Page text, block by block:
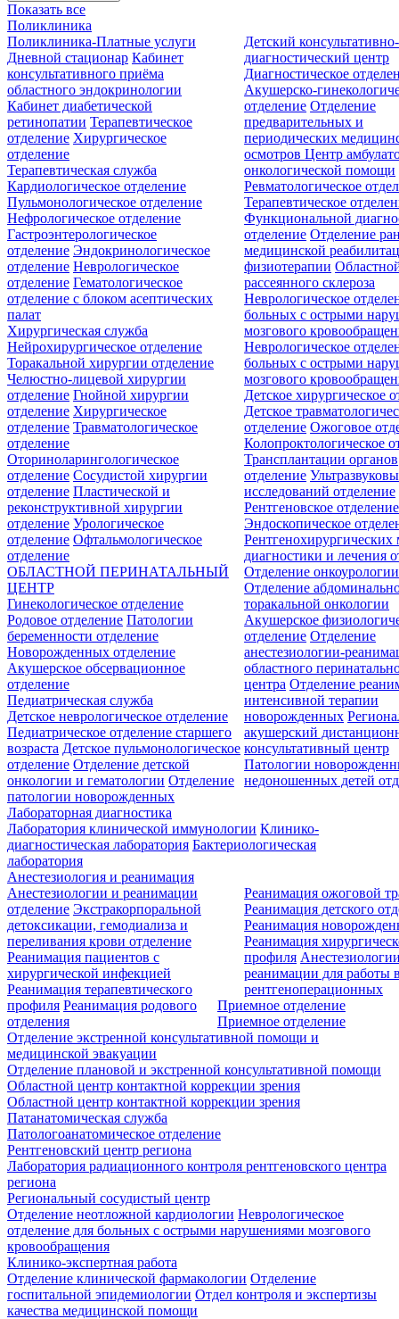
Показать все
Поликлиника
Поликлиника-Платные услуги
Дневной стационар Кабинет
консультативного приёма
областного эндокринологии
Кабинет диабетической
ретинопатии Терапевтическое
отделение Хирургическое
отделение
Детский консультативно-
диагностический центр
Диагностическое
Акушерско-
отделение Отделение
предварительных и
периодических
осмотровЦентр
онкологической помощи
Терапевтическая служба
Кардиологическое отделение
Пульмонологическое отделение
Нефрологическое отделение
Гастроэнтерологическое
отделение Эндокринологическое
отделение Неврологическое
отделение Гематологическое
отделение c блоком асептических
палат
Ревматологическое
Терапевтическое
Функциональной
отделение Отделение
медицинской
физиотерапии
рассеянного склероза
Неврологическое
больных с острыми
мозгового
Неврологическое
больных с острыми
мозгового
Хирургическая служба
Нейрохирургическое отделение
Торакальной хирургии отделение
Челюстно-лицевой хирургии
отделение Гнойной хирургии
отделение Хирургическое
отделение Травматологическое
отделение
Оториноларингологическое
отделение Сосудистой хирургии
отделение Пластической и
реконструктивной хирургии
отделение Урологическое
отделение Офтальмологическое
отделение
Детское хирургическое
Детское
отделение Ожоговое
Колопроктологическое
Трансплантации органов
отделение
исследований отделение
Рентгеновское отделение
Эндоскопическое
Рентгенохирургических
диагностики и лечения
Отделение онкоурологии
Отделение
торакальной онкологии
ОБЛАСТНОЙ ПЕРИНАТАЛЬНЫЙ
ЦЕНТР
Гинекологическое отделение
Родовое отделение Патологии
беременности отделение
Новорожденных отделение
Акушерское обсервационное
отделение
Акушерское
отделение Отделение
анестезиологии-
областного
центра Отделение
интенсивной терапии
новорожденных
акушерский
консультативный центр
Патологии
недоношенных детей
Педиатрическая служба
Детское неврологическое отделение
Педиатрическое отделение старшего
возраста Детское пульмонологическое
отделение Отделение детской
онкологии и гематологии Отделение
патологии новорожденных
Лабораторная диагностика
Лаборатория клинической иммунологии Клинико-
диагностическая лаборатория Бактериологическая
лаборатория
Анестезиология и реанимация
Анестезиологии и реанимации
отделение Экстракорпоральной
детоксикации, гемодиализа и
переливания крови отделение
Реанимация пациентов с
хирургической инфекцией
Реанимация терапевтического
профиля Реанимация родового
отделения
Реанимация ожоговой
Реанимация детского
Реанимация
Реанимация
профиля
реанимации для работы
рентгеноперационных
Приемное отделение
Приемное отделение
Отделение экстренной консультативной помощи и
медицинской эвакуации
Отделение плановой и экстренной консультативной помощи
Областной центр контактной коррекции зрения
Областной центр контактной коррекции зрения
Патанатомическая служба
Патологоанатомическое отделение
Рентгеновский центр региона
Лаборатория радиационного контроля рентгеновского центра
региона
Региональный сосудистый центр
Отделение неотложной кардиологии Неврологическое
отделение для больных с острыми нарушениями мозгового
кровообращения
Клинико-экспертная работа
Отделение клинической фармакологии Отделение
госпитальной эпидемиологии Отдел контроля и экспертизы
качества медицинской помощи